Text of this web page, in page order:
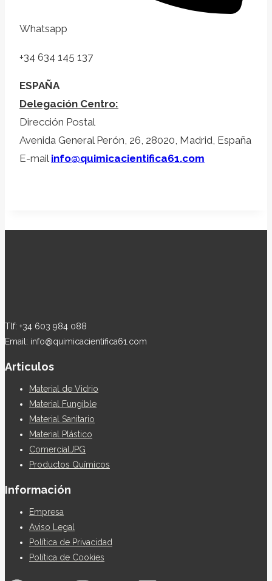
Whatsapp
+34 634 145 137
ESPAÑA
Delegación Centro:
Dirección Postal
Avenida General Perón, 26, 28020, Madrid, España
E-mail info@quimicacientifica61.com
Tlf: +34 603 984 088
Email: info@quimicacientifica61.com
Articulos
Material de Vidrio
Material Fungible
Material Sanitario
Material Plástico
ComercialJPG
Productos Químicos
Información
Empresa
Aviso Legal
Política de Privacidad
Política de Cookies